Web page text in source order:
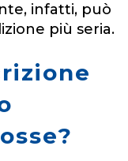
infatti, può
più seria.